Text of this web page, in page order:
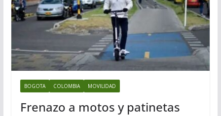
BOGOTA COLOMBIA MOVILIDAD
Frenazo a motos y patinetas